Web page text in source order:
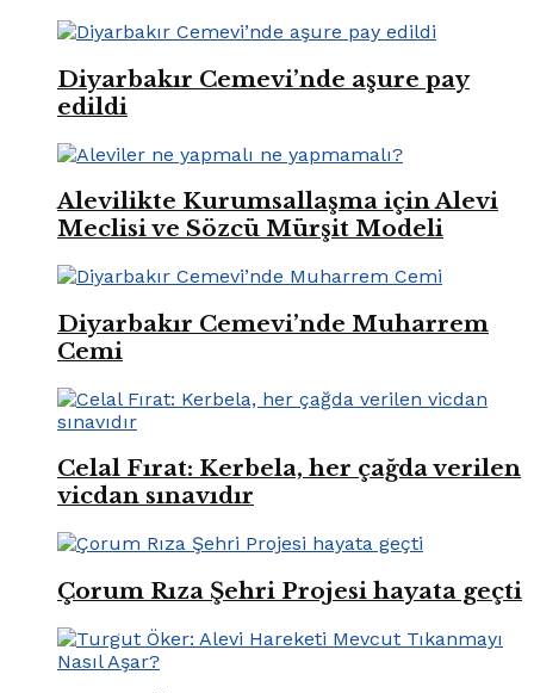
Diyarbakır Cemevi’nde aşure pay
edildi
Alevilikte Kurumsallaşma için Alevi
Meclisi ve Sözcü Mürşit Modeli
Diyarbakır Cemevi’nde Muharrem
Cemi
Celal Fırat: Kerbela, her çağda verilen
vicdan sınavıdır
Çorum Rıza Şehri Projesi hayata geçti